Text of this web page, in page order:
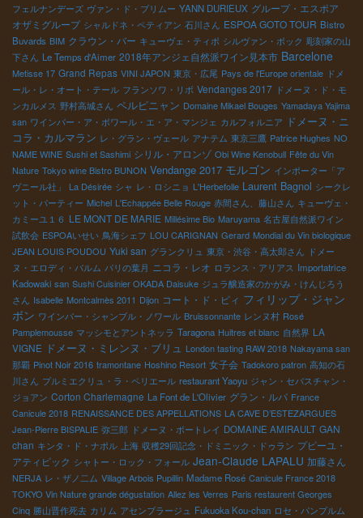
フェルナンデーズ ヴァン・ド・プリムー YANN DURIEUX グループ・エスポア
オザミグループ シャルドネ・ペティアン 石川さん ESPOA GOTO TOUR Bistro
Buvards BIM クラウン・バー キューヴェ・ティボ シルヴァン・ボック 彫刻家の山
下さん Le Temps d'Aimer 2018年アンジェ自然派ワイン見本市 Barcelone
Metisse 17 Grand Repas VINI JAPON 東京・広尾 Pays de l'Europe orientale ドメ
ール・レ・オート・テール フランソワ・リボ Vendanges 2017 ドメーヌ・ド・モ
ンカルメス 野村高城さん ペルピニャン Domaine Mikael Bouges Yamadaya Yajima
san ワインバー・ア・ボワール・エ・ア・マンジェ カルフォルニア ドメーヌ・ニ
コラ・カルマラン レ・グラン・ヴェール アナテム 東京三鷹 Patrice Hughes NO
NAME WINE Sushi et Sashimi シリル・アロンゾ Obi Wine Kenobull Fête du Vin
Nature Tokyo wine Bistro BUNON Vendange 2017 モルゴン インポーター「ア
ヴニール社」
La Désirée シャ レ・ロシニョ L'Herbefolle Laurent Bagnol シークレ
ット・パーティー Michel L'Echappée Belle Rouge 赤間さん、藤山さん キューヴェ・
カミーユ１６ LE MONT DE MARIE Millésime Bio Maruyama 名古屋自然派ワイン
試飲会 ESPOAいせい 鳥海シェフ LOU CARIGNAN Gerard Mondial du Vin biologique
JEAN LOUIS POUDOU Yuki san グランクリュ 東京・渋谷・高太郎さん ドメー
ヌ・エロディ・バルム パリの葉月 ニコラ・レオ ロランス・アリアス Importatrice
Kadowaki san Sushi Cuisinier OKADA Daisuke ジュラ醸造家のかがみ・けんじろう
さん Isabelle Montcalmès 2011 Dijon コート・ド・ピィ フィリップ・ジャン
ボン ワインバー・シャンブル・ノワール Bruissonnante レンヌ村 Rosé
Pamplemousse マッシモとアントネッラ Taragona Huitres et blanc 自然界 LA
VIGNE ドメーヌ・ミレンヌ・ブリュ London tasting RAW 2018 Nakayama san
那覇 Pinot Noir 2016 tramontane Hoshino Resort 女子会 Tadokoro patron 高知の石
川さん プルミエクリュ・ラ・ペリエール restaurant Yaoyu ジャン・セバスチャン・
ジョアン Corton Charlemagne La Font de L'Olivier グラン・ルパ France
Canicule 2018 RENAISSANCE DES APPELLATIONS LA CAVE D’ESTEZARGUES
Jean-Pierre BISPALIE 弥三郎 ドメーヌ・ボートレイ DOMAINE AMIRAULT GAN
chan キンタ・ド・ナポル 上海 収穫29回記念・ドミニック・ドゥラン プピーユ・
アティピック シャトー・ロック・フォール Jean-Claude LAPALU 加藤さん
NERJA レ・ザノ二ム Village Arbois Pupillin Madame Rosé Canicule France 2018
TOKYO Vin Nature grande dégustation Allez les Verres Paris restaurent Georges
Cinq 勝山晋作死去 カリム アセンブラージュ Fukuoka Kou-chan ロセ・パンプルム